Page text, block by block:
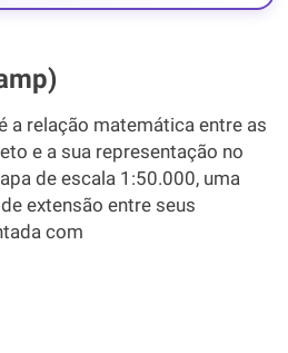
a relação matemática entre as
e a sua representação no
de escala 1:50.000, uma
extensão entre seus
com